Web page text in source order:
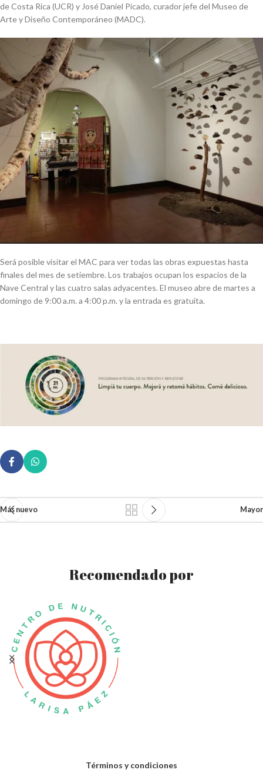
de Costa Rica (UCR) y José Daniel Picado, curador jefe del Museo de
Arte y Diseño Contemporáneo (MADC).
Será posible visitar el MAC para ver todas las obras expuestas hasta
finales del mes de setiembre. Los trabajos ocupan los espacios de la
Nave Central y las cuatro salas adyacentes. El museo abre de martes a
domingo de 9:00 a.m. a 4:00 p.m. y la entrada es gratuita.
Más nuevo Mayor
Recomendado por
Términos y condiciones